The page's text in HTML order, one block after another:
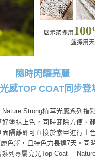
隨時閃耀亮麗
感TOP COAT同步登
Strong植萃光感系列指
塗抹上色，同時卸除方便、
隔離即可直接於素甲進行上
色澤，且持色力長達7天。 同
列專屬亮光Top Coat—